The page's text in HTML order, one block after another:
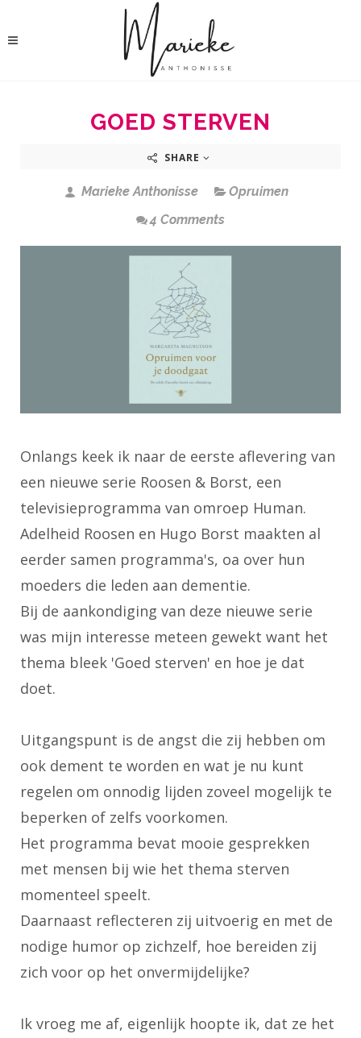
GOED STERVEN
SHARE
Marieke Anthonisse
Opruimen
4 Comments
Onlangs keek ik naar de eerste aflevering van
een nieuwe serie Roosen & Borst, een
televisieprogramma van omroep Human.
Adelheid Roosen en Hugo Borst maakten al
eerder samen programma's, oa over hun
moeders die leden aan dementie.
Bij de aankondiging van deze nieuwe serie
was mijn interesse meteen gewekt want het
thema bleek 'Goed sterven' en hoe je dat
doet.
Uitgangspunt is de angst die zij hebben om
ook dement te worden en wat je nu kunt
regelen om onnodig lijden zoveel mogelijk te
beperken of zelfs voorkomen.
Het programma bevat mooie gesprekken
met mensen bij wie het thema sterven
momenteel speelt.
Daarnaast reflecteren zij uitvoerig en met de
nodige humor op zichzelf, hoe bereiden zij
zich voor op het onvermijdelijke?
Ik vroeg me af, eigenlijk hoopte ik, dat ze het